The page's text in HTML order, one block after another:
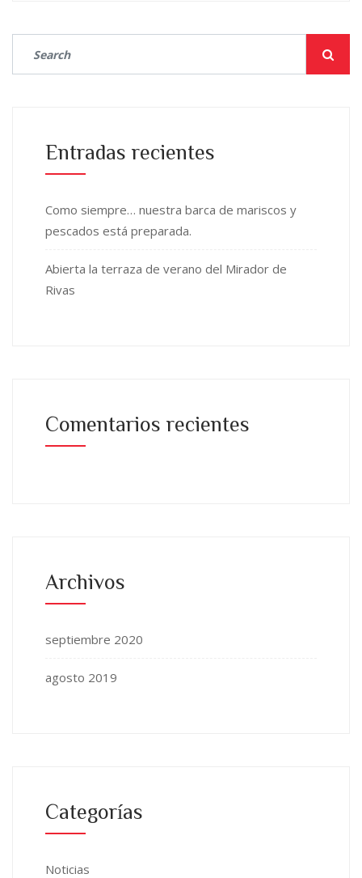
Entradas recientes
Como siempre… nuestra barca de mariscos y
pescados está preparada.
Abierta la terraza de verano del Mirador de
Rivas
Comentarios recientes
Archivos
septiembre 2020
agosto 2019
Categorías
Noticias